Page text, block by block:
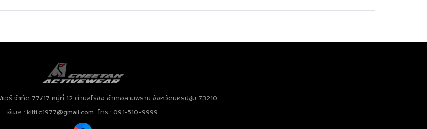
วร์ จำกัด 77/17 หมู่ที่ 12 ตำบลไร่ขิง อำเภอสามพราน จังหวัดนครปฐม 73210
อีเมล : kitti.c1977@gmail.com โทร : 091-510-9999